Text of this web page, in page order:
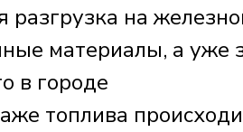
на
материалы, а уже
в городе
топлива